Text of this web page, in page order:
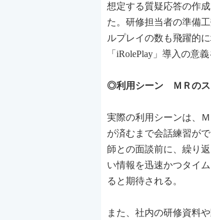
想定する質疑応答の作
た。研修担当者の準備
ルプレイの数も飛躍的
「iRolePlay」導入の意
◎利用シーン ＭＲのス
実際の利用シーンは、
が済むまで会話練習が
師との面談前に、繰り
い情報を迅速かつタイ
ると期待される。
また、社内の研修資料